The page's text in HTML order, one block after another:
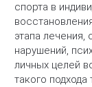
спорта в
этапа лечения,
нарушений,
личных целей
такого